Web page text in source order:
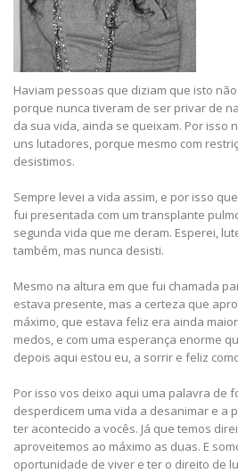
Haviam pessoas que diziam que isto
porque nunca tiveram de ser privar de
da sua vida, ainda se queixam. Por isso
uns lutadores, porque mesmo com
desistimos.
Sempre levei a vida assim, e por isso
fui presentada com um transplante
segunda vida que me deram. Esperei,
também, mas nunca desisti.
Mesmo na altura em que fui chamada
estava presente, mas a certeza que
máximo, que estava feliz era ainda
medos, e com uma esperança enorme
depois aqui estou eu, a sorrir e feliz
Por isso vos deixo aqui uma palavra de
desperdicem uma vida a desanimar e a
ter acontecido a vocês. Já que temos
aproveitemos ao máximo as duas. E
oportunidade de viver e ter o direito de